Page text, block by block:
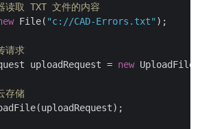
取 TXT 文件的内容
File( "c://CAD-Errors.txt" );
请求
uploadRequest =
new
存储